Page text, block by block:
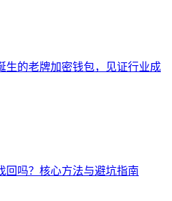
生的老牌加密钱包，见证行业成
回吗？核心方法与避坑指南